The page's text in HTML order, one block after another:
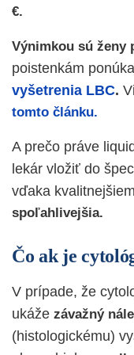
€.
Výnimkou sú ženy
poistenkám
vyšetrenia LBC.
tomto článku.
A prečo práve
lekár vložiť do
vďaka
spoľahlivejšia.
Čo ak je
V prípade, že
ukáže závažný
(histologickému)